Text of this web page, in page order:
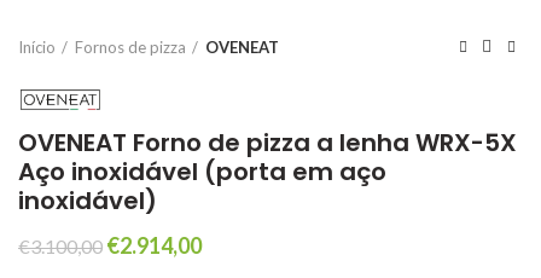
Início Fornos de pizza OVENEAT
OVENEAT Forno de pizza a lenha WRX-5X
Aço inoxidável (porta em aço
inoxidável)
€3.100,00 O
€2.914,00O